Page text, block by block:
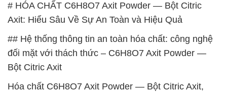
# HÓA CHẤT C6H8O7 Axit Powder — Bột Citric
Axit: Hiểu Sâu Về Sự An Toàn và Hiệu Quả
## Hệ thống thông tin an toàn hóa chất: công nghệ
đối mặt với thách thức – C6H8O7 Axit Powder —
Bột Citric Axit
Hóa chất C6H8O7 Axit Powder — Bột Citric Axit,